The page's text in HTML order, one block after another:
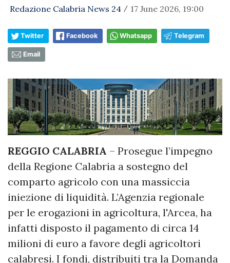
Redazione Calabria News 24 / 17 June 2026, 19:00
Twitter Facebook Whatsapp Telegram
Email
REGGIO CALABRIA – Prosegue l’impegno
della Regione Calabria a sostegno del
comparto agricolo con una massiccia
iniezione di liquidità. L’Agenzia regionale
per le erogazioni in agricoltura, l'Arcea, ha
infatti disposto il pagamento di circa 14
milioni di euro a favore degli agricoltori
calabresi. I fondi, distribuiti tra la Domanda